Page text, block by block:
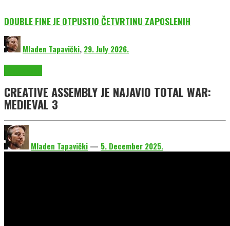
DOUBLE FINE JE OTPUSTIO ČETVRTINU ZAPOSLENIH
Mladen Tapavički, 29. July 2026.
CREATIVE ASSEMBLY JE NAJAVIO TOTAL WAR:
MEDIEVAL 3
Mladen Tapavički — 5. December 2025.